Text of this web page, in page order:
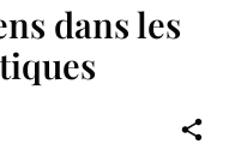
dans les